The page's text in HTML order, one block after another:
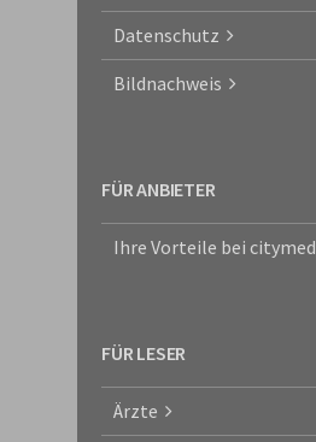
Datenschutz
Bildnachweis
FÜR ANBIETER
Ihre Vorteile bei citymed
FÜR LESER
Ärzte